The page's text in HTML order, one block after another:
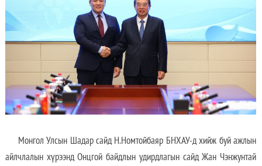
Монгол Улсын Шадар сайд Н.Номтойбаяр БНХАУ-д хийж буй ажлын
айлчлалын хүрээнд Онцгой байдлын удирдлагын сайд Жан Чэнжунтай